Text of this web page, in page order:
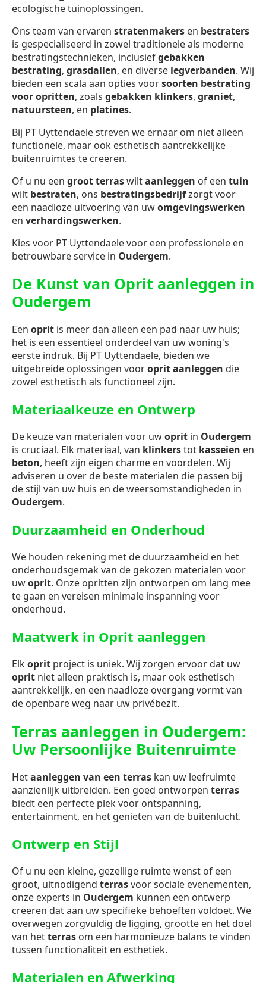
ecologische tuinoplossingen.
Ons team van ervaren stratenmakers en bestraters
is gespecialiseerd in zowel traditionele als moderne
bestratingstechnieken, inclusiefgebakken
bestrating, grasdallen, en diverse legverbanden. Wij
bieden een scala aan opties voorsoorten bestrating
voor opritten, zoals gebakken klinkers, graniet,
natuursteen, en platines.
Bij PT Uyttendaele streven we ernaar om niet alleen
functionele, maar ook esthetisch aantrekkelijke
buitenruimtes te creëren.
Of u nu een groot terraswiltaanleggen of een tuin
wilt bestraten, ons bestratingsbedrijfzorgt voor
een naadloze uitvoering van uwomgevingswerken
en verhardingswerken.
Kies voor PT Uyttendaele voor een professionele en
betrouwbare service in Oudergem.
De Kunst van Oprit aanleggen in
Oudergem
Een oprit is meer dan alleen een pad naar uw huis;
het is een essentieel onderdeel van uw woning's
eerste indruk. Bij PT Uyttendaele, bieden we
uitgebreide oplossingen vooroprit aanleggen die
zowel esthetisch als functioneel zijn.
Materiaalkeuze en Ontwerp
De keuze van materialen voor uwoprit in Oudergem
is cruciaal. Elk materiaal, van klinkerstot kasseien en
beton, heeft zijn eigen charme en voordelen. Wij
adviseren u over de beste materialen die passen bij
de stijl van uw huis en de weersomstandigheden in
Oudergem.
Duurzaamheid en Onderhoud
We houden rekening met de duurzaamheid en het
onderhoudsgemak van de gekozen materialen voor
uwoprit. Onze opritten zijn ontworpen om lang mee
te gaan en vereisen minimale inspanning voor
onderhoud.
Maatwerk in Oprit aanleggen
Elkoprit project is uniek. Wij zorgen ervoor dat uw
oprit niet alleen praktisch is, maar ook esthetisch
aantrekkelijk, en een naadloze overgang vormt van
de openbare weg naar uw privébezit.
Terras aanleggen in Oudergem:
Uw Persoonlijke Buitenruimte
Hetaanleggen van een terras kan uw leefruimte
aanzienlijk uitbreiden. Een goed ontworpen terras
biedt een perfecte plek voor ontspanning,
entertainment, en het genieten van de buitenlucht.
Ontwerp en Stijl
Of u nu een kleine, gezellige ruimte wenst of een
groot, uitnodigend terrasvoor sociale evenementen,
onze experts in Oudergem kunnen een ontwerp
creëren dat aan uw specifieke behoeften voldoet. We
overwegen zorgvuldig de ligging, grootte en het doel
van hetterras om een harmonieuze balans te vinden
tussen functionaliteit en esthetiek.
Materialen en Afwerking